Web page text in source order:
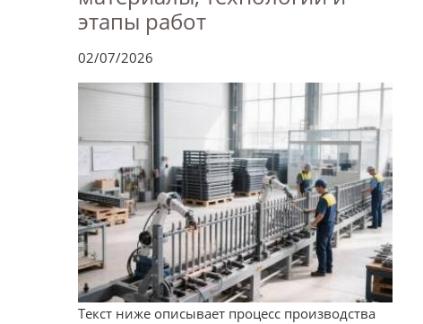
этапы работ
02/07/2026
Текст ниже описывает процесс производства